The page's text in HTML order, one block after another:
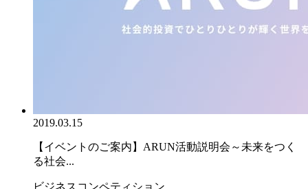
2019.03.15
【イベントのご案内】ARUN活動説明会～未来をつく
る社会...
ビジネスコンペティション